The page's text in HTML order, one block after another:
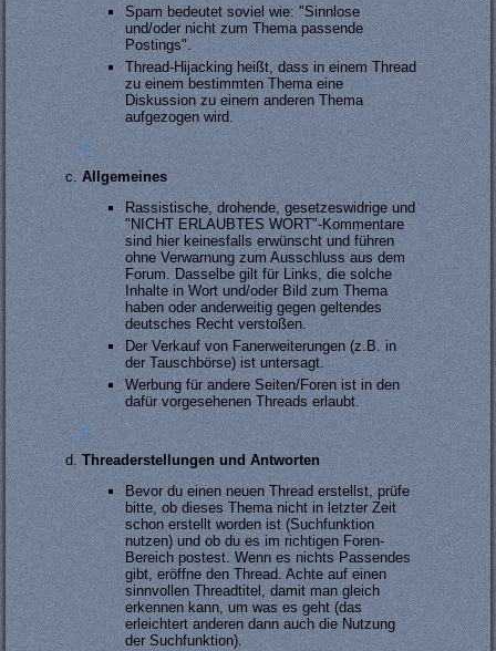
Spam bedeutet soviel wie: "Sinnlose
und/oder nicht zum Thema passende
Postings".
Thread-Hijacking heißt, dass in einem Thread
zu einem bestimmten Thema eine
Diskussion zu einem anderen Thema
aufgezogen wird.
#
Allgemeines
Rassistische, drohende, gesetzeswidrige und
"NICHT ERLAUBTES WORT"-Kommentare
sind hier keinesfalls erwünscht und führen
ohne Verwarnung zum Ausschluss aus dem
Forum. Dasselbe gilt für Links, die solche
Inhalte in Wort und/oder Bild zum Thema
haben oder anderweitig gegen geltendes
deutsches Recht verstoßen.
Der Verkauf von Fanerweiterungen (z.B. in
der Tauschbörse) ist untersagt.
Werbung für andere Seiten/Foren ist in den
dafür vorgesehenen Threads erlaubt.
#
Threaderstellungen und Antworten
Bevor du einen neuen Thread erstellst, prüfe
bitte, ob dieses Thema nicht in letzter Zeit
schon erstellt worden ist (Suchfunktion
nutzen) und ob du es im richtigen Foren-
Bereich postest. Wenn es nichts Passendes
gibt, eröffne den Thread. Achte auf einen
sinnvollen Threadtitel, damit man gleich
erkennen kann, um was es geht (das
erleichtert anderen dann auch die Nutzung
der Suchfunktion).